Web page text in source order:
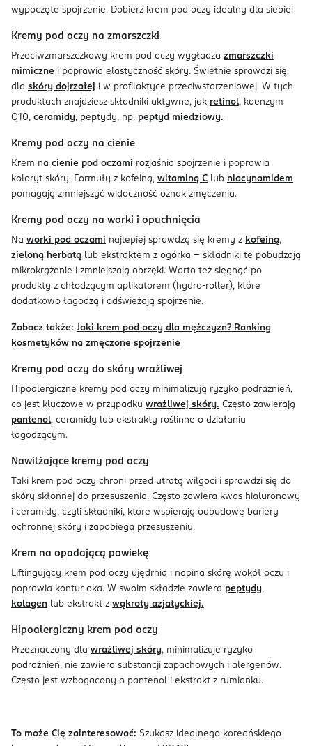
wypoczęte spojrzenie. Dobierz krem pod oczy idealny dla siebie!
Kremy pod oczy na zmarszczki
Przeciwzmarszczkowy krem pod oczy wygładza zmarszczki
mimiczne i poprawia elastyczność skóry. Świetnie sprawdzi się
dla skóry dojrzałej i w profilaktyce przeciwstarzeniowej. W tych
produktach znajdziesz składniki aktywne, jak retinol, koenzym
Q10, ceramidy, peptydy, np. peptyd miedziowy.
Kremy pod oczy na cienie
Krem na cienie pod oczami rozjaśnia spojrzenie i poprawia
koloryt skóry. Formuły z kofeiną, witaminą C lub niacynamidem
pomagają zmniejszyć widoczność oznak zmęczenia.
Kremy pod oczy na worki i opuchnięcia
Na worki pod oczami najlepiej sprawdzą się kremy z kofeiną,
zieloną herbatą lub ekstraktem z ogórka – składniki te pobudzają
mikrokrążenie i zmniejszają obrzęki. Warto też sięgnąć po
produkty z chłodzącym aplikatorem (hydro-roller), które
dodatkowo łagodzą i odświeżają spojrzenie.
Zobacz także: Jaki krem pod oczy dla mężczyzn? Ranking
kosmetyków na zmęczone spojrzenie
Kremy pod oczy do skóry wrażliwej
Hipoalergiczne kremy pod oczy minimalizują ryzyko podrażnień,
co jest kluczowe w przypadku wrażliwej skóry. Często zawierają
pantenol, ceramidy lub ekstrakty roślinne o działaniu
łagodzącym.
Nawilżające kremy pod oczy
Taki krem pod oczy chroni przed utratą wilgoci i sprawdzi się do
skóry skłonnej do przesuszenia. Często zawiera kwas hialuronowy
i ceramidy, czyli składniki, które wspierają odbudowę bariery
ochronnej skóry i zapobiega przesuszeniu.
Krem na opadającą powiekę
Liftingujący krem pod oczy ujędrnia i napina skórę wokół oczu i
poprawia kontur oka. W swoim składzie zawiera peptydy,
kolagen lub ekstrakt z wąkroty azjatyckiej.
Hipoalergiczny krem pod oczy
Przeznaczony dla wrażliwej skóry, minimalizuje ryzyko
podrażnień, nie zawiera substancji zapachowych i alergenów.
Często jest wzbogacony o pantenol i ekstrakt z rumianku.
To może Cię zainteresować: Szukasz idealnego koreańskiego